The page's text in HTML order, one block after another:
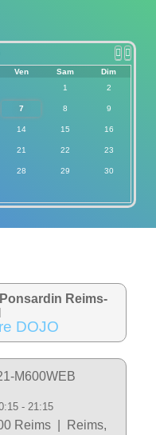
Ven Sam
Dim
1
2
7 8 9
14 15 16
21 22 23
28 29 30
Reims-
DOJO
- 21:15
Reims
Reims,